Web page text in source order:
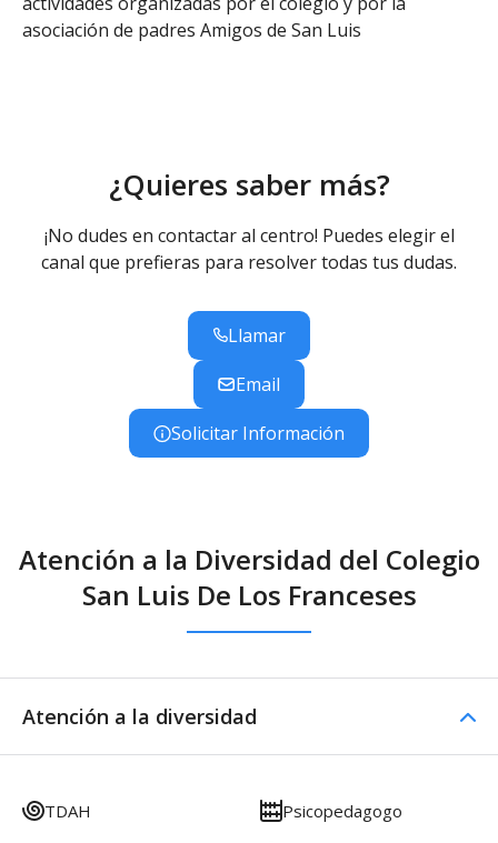
asociación de padres Amigos de San Luis
¿Quieres saber más?
¡No dudes en contactar al centro! Puedes elegir el
canal que prefieras para resolver todas tus dudas.
Llamar
Email
Solicitar Información
Atención a la Diversidad del Colegio
San Luis De Los Franceses
Atención a la diversidad
TDAH
Psicopedagogo